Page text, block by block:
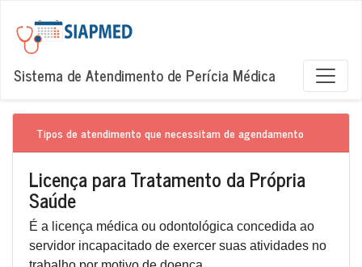
Sistema de Atendimento de Perícia Médica
Tipos de atendimento que necessitam de agendamento
Licença para Tratamento da Própria
Saúde
É a licença médica ou odontológica concedida ao
servidor incapacitado de exercer suas atividades no